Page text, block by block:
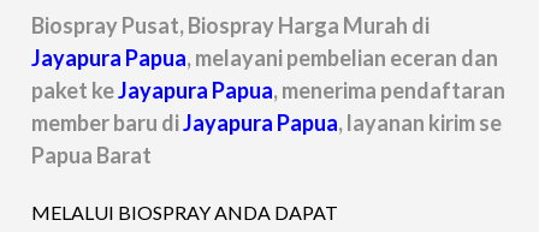
Biospray Pusat, Biospray Harga Murah di
Jayapura Papua, melayani pembelian eceran dan
paket keJayapura Papua, menerima pendaftaran
member baru diJayapura Papua, layanan kirim se
Papua Barat
MELALUI BIOSPRAY ANDA DAPAT